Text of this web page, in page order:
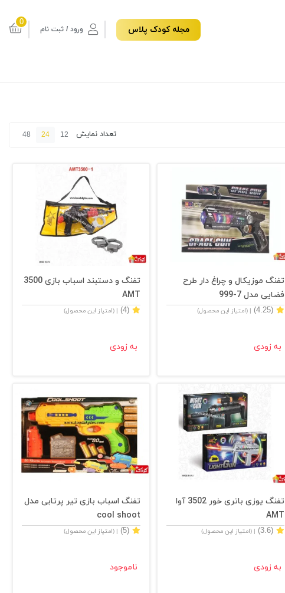
مجله کودک پلاس ورود / ثبت نام
0
تعداد نمایش 12
24
48
تفنگ موزیکال و چراغ دار طرح
فضایی مدل 7-999
(4.25) | (امتیاز این محصول)
به زودی
تفنگ و دستبند اسباب بازی 3500
AMT
(4) | (امتیاز این محصول)
به زودی
تفنگ یوزی باتری خور 3502 آوا
AMT
(3.6) | (امتیاز این محصول)
به زودی
تفنگ اسباب بازی تیر پرتابی مدل
cool shoot
(5) | (امتیاز این محصول)
ناموجود